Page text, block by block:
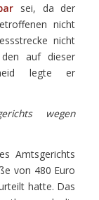
sei, da der
nicht
nicht
auf dieser
legte er
wegen
Amtsgerichts
von 480 Euro
hatte. Das